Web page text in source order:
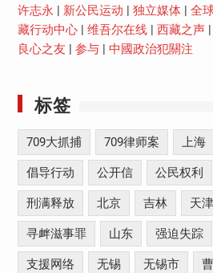
许志永
新公民运动 独立媒体| 全
藏行动中心| 维吾尔在线| 西藏之声|
良心之友
参与| 中國政治犯關注
标签
709大抓捕 709律师案 上海
倡导行动 公开信 公民权利
刑满释放 北京 吉林 天津
寻衅滋事罪 山东 强迫失踪
支援网络 无锡 无锡市